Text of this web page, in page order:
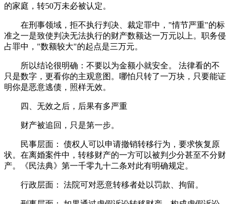
的家庭，转50万未必被认定。
在刑事领域，拒不执行判决、裁定罪中，"情节严重"的标
准之一是致使判决无法执行的财产数额达一万元以上。职务侵
占罪中，"数额较大"的起点是三万元。
所以结论很明确：不要以为金额小就安全。 法律看的不
只是数字，更看你的主观意图。哪怕只转了一万块，只要能证
明你是恶意逃债，照样无效。
四、无效之后，后果有多严重
财产被追回，只是第一步。
民事层面： 债权人可以申请撤销转移行为，要求恢复原
状。在离婚案件中，转移财产的一方可以被判少分甚至不分财
产。《民法典》第一千零九十二条对此有明确规定。
行政层面： 法院可对恶意转移者处以罚款、拘留。